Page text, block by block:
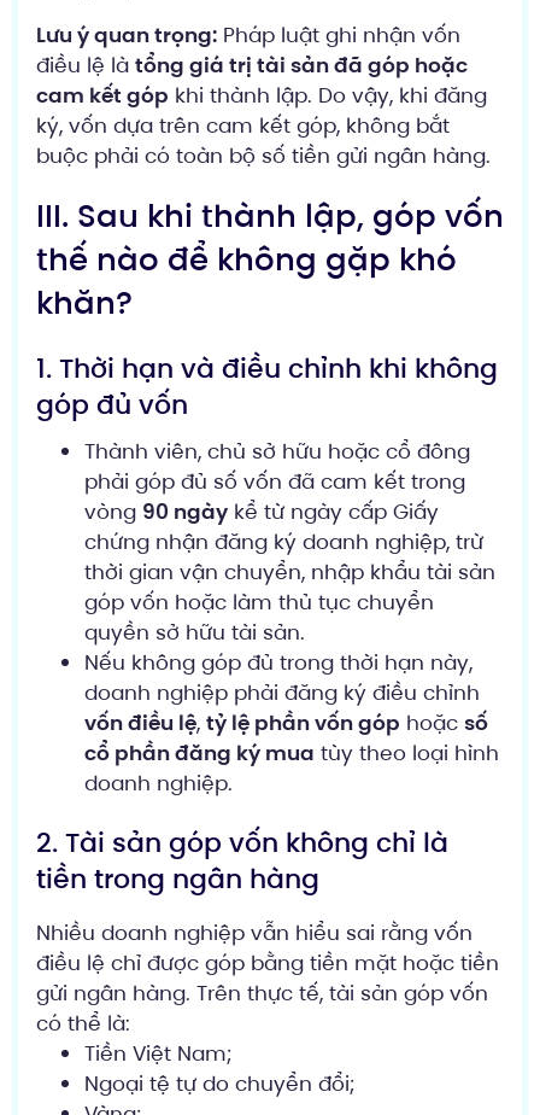
Lưu ý quan trọng: Pháp luật ghi nhận vốn
điều lệ là tổng giá trị tài sản đã góp hoặc
cam kết góp khi thành lập. Do vậy, khi đăng
ký, vốn dựa trên cam kết góp, không bắt
buộc phải có toàn bộ số tiền gửi ngân hàng.
III. Sau khi thành lập, góp vốn
thế nào để không gặp khó
khăn?
1. Thời hạn và điều chỉnh khi không
góp đủ vốn
Thành viên, chủ sở hữu hoặc cổ đông
phải góp đủ số vốn đã cam kết trong
vòng 90 ngày kể từ ngày cấp Giấy
chứng nhận đăng ký doanh nghiệp, trừ
thời gian vận chuyển, nhập khẩu tài sản
góp vốn hoặc làm thủ tục chuyển
quyền sở hữu tài sản.
Nếu không góp đủ trong thời hạn này,
doanh nghiệp phải đăng ký điều chỉnh
vốn điều lệ, tỷ lệ phần vốn góp hoặc số
cổ phần đăng ký mua tùy theo loại hình
doanh nghiệp.
2. Tài sản góp vốn không chỉ là
tiền trong ngân hàng
Nhiều doanh nghiệp vẫn hiểu sai rằng vốn
điều lệ chỉ được góp bằng tiền mặt hoặc tiền
gửi ngân hàng. Trên thực tế, tài sản góp vốn
có thể là:
Tiền Việt Nam;
Ngoại tệ tự do chuyển đổi;